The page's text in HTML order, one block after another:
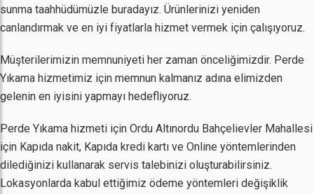
sunma taahhüdümüzle buradayız. Ürünlerinizi yeniden
canlandırmak ve en iyi fiyatlarla hizmet vermek için çalışıyoruz.
Müşterilerimizin memnuniyeti her zaman önceliğimizdir. Perde
Yıkama hizmetimiz için memnun kalmanız adına elimizden
gelenin en iyisini yapmayı hedefliyoruz.
Perde Yıkama hizmeti için Ordu Altınordu Bahçelievler Mahallesi
için Kapıda nakit, Kapıda kredi kartı ve Online yöntemlerinden
dilediğinizi kullanarak servis talebinizi oluşturabilirsiniz.
Lokasyonlarda kabul ettiğimiz ödeme yöntemleri değişiklik